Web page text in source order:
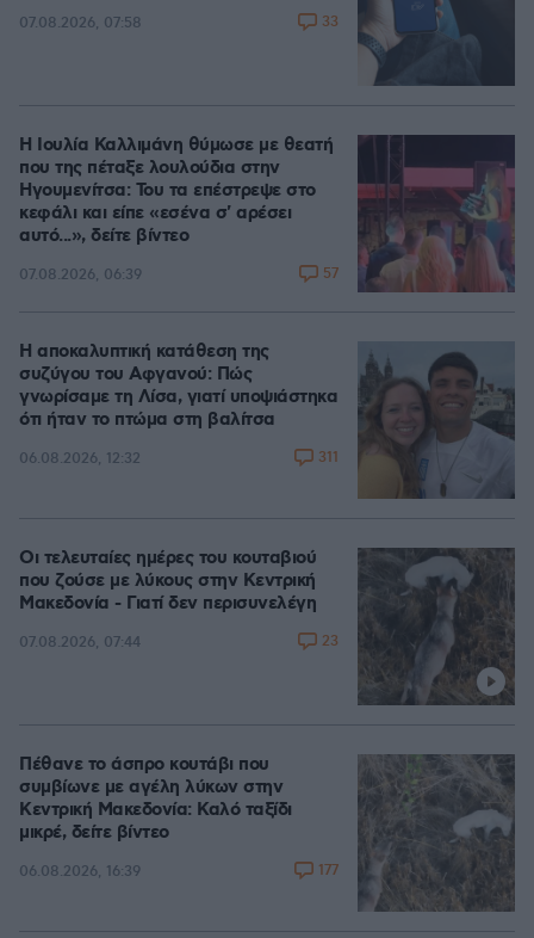
07.08.2026, 07:58 33
Η Ιουλία Καλλιμάνη θύμωσε με θεατή
που της πέταξε λουλούδια στην
Ηγουμενίτσα: Του τα επέστρεψε στο
κεφάλι και είπε «εσένα σ' αρέσει
αυτό...», δείτε βίντεο
07.08.2026, 06:39 57
Η αποκαλυπτική κατάθεση της
συζύγου του Αφγανού: Πώς
γνωρίσαμε τη Λίσα, γιατί υποψιάστηκα
ότι ήταν το πτώμα στη βαλίτσα
06.08.2026, 12:32 311
Οι τελευταίες ημέρες του κουταβιού
που ζούσε με λύκους στην Κεντρική
Μακεδονία - Γιατί δεν περισυνελέγη
07.08.2026, 07:44 23
Πέθανε το άσπρο κουτάβι που
συμβίωνε με αγέλη λύκων στην
Κεντρική Μακεδονία: Καλό ταξίδι
μικρέ, δείτε βίντεο
06.08.2026, 16:39 177